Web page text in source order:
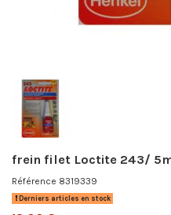
frein filet Loctite 243/
Référence 8319339
Derniers articles en stock